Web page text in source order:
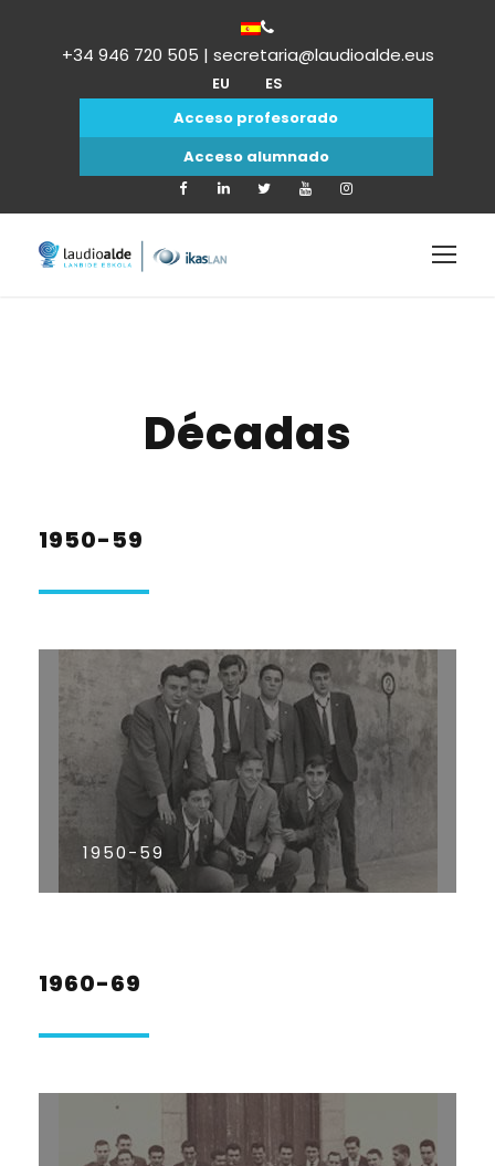
+34 946 720 505 | secretaria@laudioalde.eus
EU
ES
Acceso profesorado
Acceso alumnado
Décadas
1950-59
1950-59
1960-69